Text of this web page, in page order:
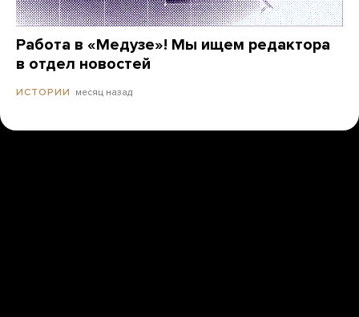
Работа в «Медузе»! Мы ищем редактора
в отдел новостей
ИСТОРИИ месяц назад